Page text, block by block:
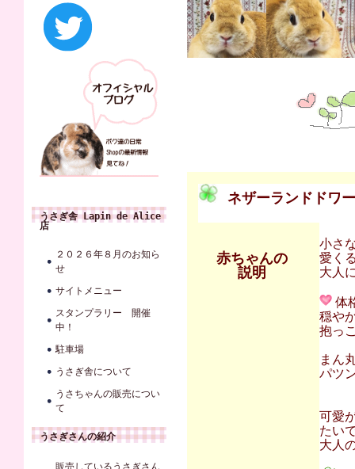
うさぎ舎 Lapin de Alice
店
２０２６年８月のお知ら
せ
サイトメニュー
スタンプラリー 開催
中！
駐車場
うさぎ舎について
うさちゃんの販売につい
て
うさぎさんの紹介
販売しているうさぎさん
ネザーランドドワ
赤ちゃんの
説明
小さ
愛く
大人
体
穏や
抱っ
まん
パツ
可愛
たい
大人